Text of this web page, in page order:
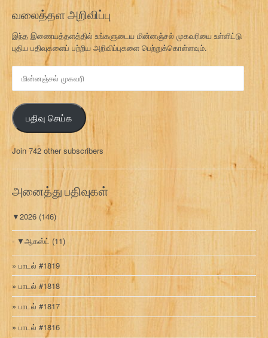
வலைத்தள அறிவிப்பு
இந்த இணையத்தளத்தில் உங்களுடைய மின்னஞ்சல் முகவரியை உள்ளிட்டு
புதிய பதிவுகளைப் பற்றிய அறிவிப்புகளை பெற்றுக்கொள்ளவும்.
ன
ஞ்
ச
ல்
மு
க
வ
பதிவு செய்க
Join 742 other subscribers
அனைத்து பதிவுகள்
▼2026 (146)
▼ஆகஸ்ட் (11)
பாடல் #1819
பாடல் #1818
பாடல் #1817
பாடல் #1816